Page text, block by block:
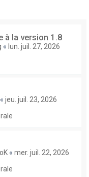
à la version 1.8
« lun. juil. 27, 2026
« jeu. juil. 23, 2026
« mer. juil. 22, 2026